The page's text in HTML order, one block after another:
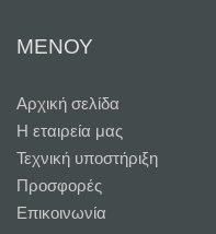
ΜΕΝΟΥ
Αρχική σελίδα
Η εταιρεία μας
Τεχνική υποστήριξη
Προσφορές
Επικοινωνία